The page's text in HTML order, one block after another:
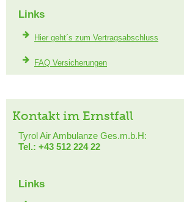
Links
Hier geht´s zum Vertragsabschluss
FAQ Versicherungen
Kontakt im Ernstfall
Tyrol Air Ambulanze Ges.m.b.H:
Tel.: +43 512 224 22
Links